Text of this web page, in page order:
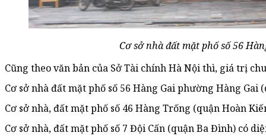
Cơ sở nhà đất mặt phố số 56
Cũng theo văn bản của Sở Tài chính Hà Nội thì, giá trị
Cơ sở nhà đất mặt phố số 56 Hàng Gai phường Hàng
Cơ sở nhà, đất mặt phố số 46 Hàng Trống (quận Hoàn
Cơ sở nhà, đất mặt phố số 7 Đội Cấn (quận Ba Đình) có